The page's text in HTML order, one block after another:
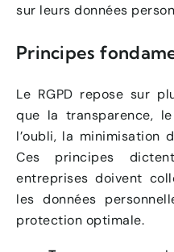
sur leurs données
Principes
Le RGPD repose sur
que la transparence,
l’oubli, la minimisation
Ces principes
entreprises doivent
les données
protection optimale.